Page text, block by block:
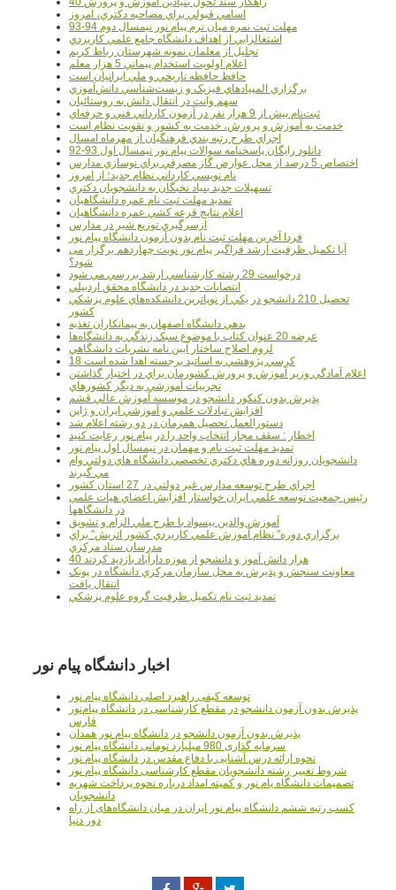
اسامي قبولي براي مصاحبه دکتري، امروز
مهلت ثبت نمره میان ترم پیام نور نیمسال دوم 94-93
اشتغالزايي از اهداف دانشگاه جامع علمي کاربردي
تجليل از معلمان نمونه شهرستان رباط کريم
اعلام اولويت استخدام پيماني 5 هزار معلم
حافظ حافظه تاريخي و ملي ايرانيان است
برگزاري المپيادهاي فيزيک و زيست‌شناسي دانش‌آموزي
سهم وانت در انتقال دانش به روستائيان
ثبت‌نام بيش از 9 هزار نفر در آزمون کارداني فني و حرفه‌اي
خدمت به آموزش و پرورش، خدمت به کشور و تقويت نظام است
اجراي طرح رتبه بندي فرهنگيان از مهرماه امسال
دانلود رایگان پاسخنامه سوالات پیام نور نیمسال اول 93-92
اختصاص 5 درصد از محل عوارض گاز مصرفي براي نوسازي مدارس
نام نويسي کارداني نظام جديد؛ از امروز
تسهيلات جديد بنياد نخبگان به دانشجويان دکتري
تمديد مهلت ثبت نام عمره دانشگاهيان
اعلام نتايج قرعه کشي عمره دانشگاهيان
ازسرگيري توزيع شير در مدارس
فردا آخرین مهلت ثبت نام بدون آزمون دانشگاه پیام نور
آیا تکمیل ظرفیت ارشد فراگیر پیام نور نوبت چهاردهم برگزار می
شود؟
درخواست 29 رشته کارشناسي ارشد بررسي مي شود
انتصابات جديد در دانشگاه محقق اردبيلي
تحصيل 210 دانشجو در يکي از نوپاترين دانشکده‌هاي علوم پزشکي
کشور
بدهي دانشگاه اصفهان به پيمانکاران تغذيه
عرضه 20 عنوان کتاب با موضوع سبک زندگي به دانشگاه‌ها
لزوم اصلاح ساختار آيين نامه نشريات دانشگاهي
18 کرسي پژوهشي به اساتيد برجسته اهدا شده است
اعلام آمادگي وزير آموزش و پرورش کشورمان براي در اختيار گذاشتن
تجربيات آموزشي به ديگر کشورهاي
پذيرش بدون کنکور دانشجو در موسسه آموزش عالي قشم
افزايش تبادلات علمي و آموزشي ايران و ژاپن
دستورالعمل تحصیل همزمان در دو رشته اعلام شد
اخطار : سقف مجاز انتخاب واحد را در پیام نور رعایت کنید
تمدید مهلت ثبت نام و مهمان در نیمسال اول پیام نور
دانشجويان روزانه دوره هاي دكتري تخصصي دانشگاه هاي دولتي وام
مي گيرند
اجراي طرح توسعه مدارس غير دولتي در 27 استان کشور
رئيس جمعيت توسعه علمي ايران خواستار افزايش اعضاي هيات علمي
در دانشگاهها
آموزش والدين بيسواد با طرح ملي الزام و تشويق
برگزاري دوره" نظام آموزش علمي كاربردي كشور اتريش" براي
مدرسان ستاد مرکزي
40 هزار دانش آموز و دانشجو از موزه دارآباد بازديد کردند
معاونت سنجش و پذيرش به محل سازمان مرکزي دانشگاه در پونک
انتقال يافت
تمديد ثبت نام تکميل ظرفيت گروه علوم پزشکي
اخبار دانشگاه پیام نور
توسعه کیفی راهبرد اصلی دانشگاه پیام نور
پذیرش بدون آزمون دانشجو در مقطع کارشناسی در دانشگاه پیام‌نور
فارس
پذیرش بدون آزمون دانشجو در دانشگاه پیام نور همدان
سرمایه گذاری 980 میلیارد تومانی دانشگاه پیام نور
نحوه ارائه درس آشنایی با دفاع مقدس در دانشگاه پیام نور
شروط تغییر رشته دانشجویان مقطع کارشناسی دانشگاه پیام نور
تصمیمات دانشگاه یام نور و کمیته امداد درباره نحوه پرداخت شهریه
دانشجویان
کسب رتبه ششم دانشگاه پیام نور ایران در میان دانشگاه‌های از راه
دور دنیا